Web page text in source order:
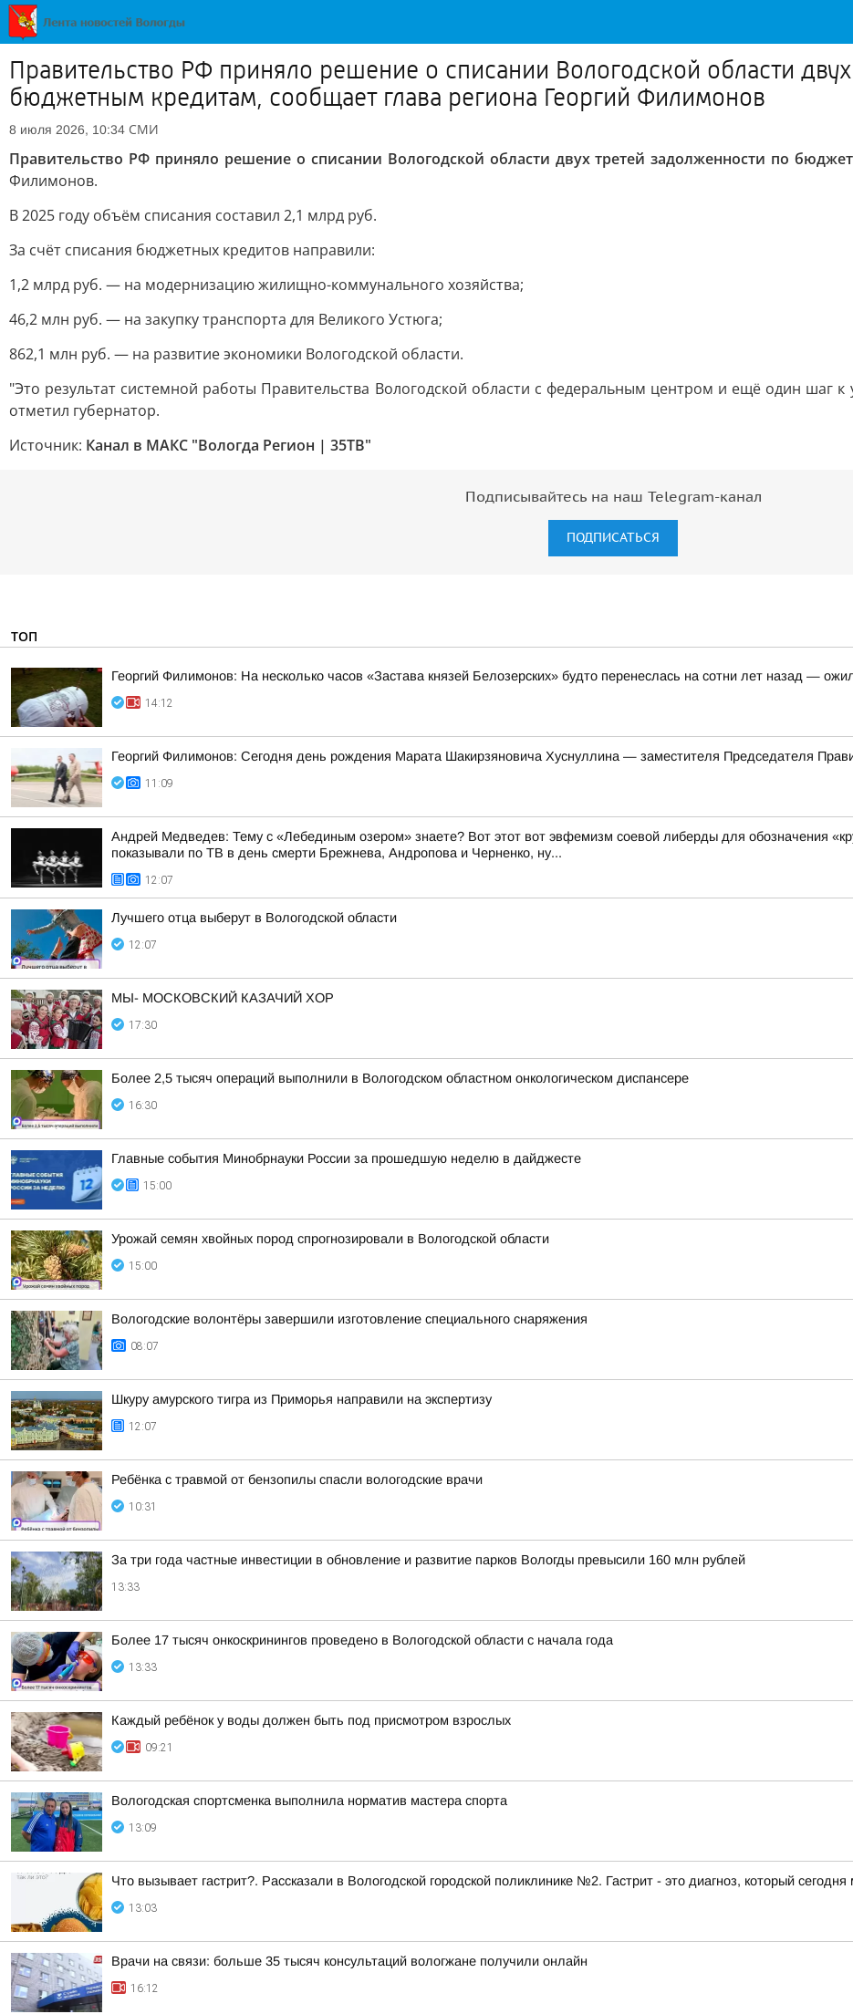
Правительство РФ приняло решение о списании Вологодской области
бюджетным кредитам, сообщает глава региона Георгий Филимонов
8 июля 2026, 10:34 СМИ
Правительство РФ приняло решение о списании Вологодской области двух третей задолженности по
Филимонов.
В 2025 году объём списания составил 2,1 млрд руб.
За счёт списания бюджетных кредитов направили:
1,2 млрд руб. — на модернизацию жилищно-коммунального хозяйства;
46,2 млн руб. — на закупку транспорта для Великого Устюга;
862,1 млн руб. — на развитие экономики Вологодской области.
"Это результат системной работы Правительства Вологодской области с федеральным центром и ещё один шаг
отметил губернатор.
Источник: Канал в МАКС "Вологда Регион | 35ТВ"
Подписывайтесь на наш Telegram-канал
ПОДПИСАТЬСЯ
ТОП
Георгий Филимонов: На несколько часов «Застава князей Белозерских» будто перенеслась на сотни лет назад —
14:12
Георгий Филимонов: Сегодня день рождения Марата Шакирзяновича Хуснуллина — заместителя Председателя
11:09
Андрей Медведев: Тему с «Лебединым озером» знаете? Вот этот вот эвфемизм соевой либерды для обозначения
показывали по ТВ в день смерти Брежнева, Андропова и Черненко, ну...
12:07
Лучшего отца выберут в Вологодской области
12:07
МЫ- МОСКОВСКИЙ КАЗАЧИЙ ХОР
17:30
Более 2,5 тысяч операций выполнили в Вологодском областном онкологическом диспансере
16:30
Главные события Минобрнауки России за прошедшую неделю в дайджесте
15:00
Урожай семян хвойных пород спрогнозировали в Вологодской области
15:00
Вологодские волонтёры завершили изготовление специального снаряжения
08:07
Шкуру амурского тигра из Приморья направили на экспертизу
12:07
Ребёнка с травмой от бензопилы спасли вологодские врачи
10:31
За три года частные инвестиции в обновление и развитие парков Вологды превысили 160 млн рублей
13:33
Более 17 тысяч онкоскринингов проведено в Вологодской области с начала года
13:33
Каждый ребёнок у воды должен быть под присмотром взрослых
09:21
Вологодская спортсменка выполнила норматив мастера спорта
13:09
Что вызывает гастрит?. Рассказали в Вологодской городской поликлинике №2. Гастрит - это диагноз, который сегодня
13:03
Врачи на связи: больше 35 тысяч консультаций вологжане получили онлайн
16:12